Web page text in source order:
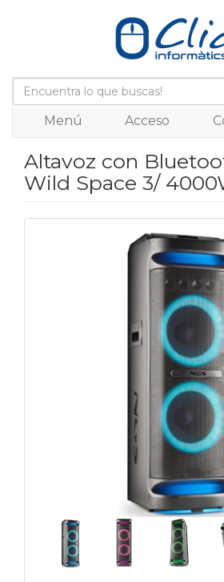
Menú Acceso
Altavoz con
Wild Space 3/